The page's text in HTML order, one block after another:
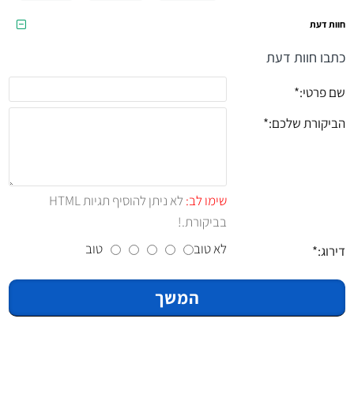
חוות דעת
כתבו חוות דעת
שם פרטי:
הביקורת שלכם:
שימו לב:
לא ניתן להוסיף תגיות HTML
בביקורת.!
דירוג:
לא טוב טוב
המשך